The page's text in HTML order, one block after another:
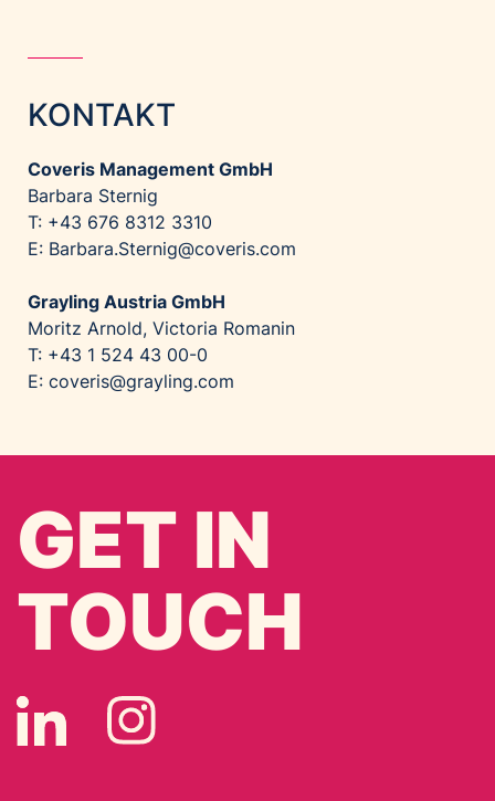
KONTAKT
Coveris Management GmbH
Barbara Sternig
T: +43 676 8312 3310
E: Barbara.Sternig@coveris.com
Grayling Austria GmbH
Moritz Arnold, Victoria Romanin
T: +43 1 524 43 00-0
E: coveris@grayling.com
GET IN
TOUCH